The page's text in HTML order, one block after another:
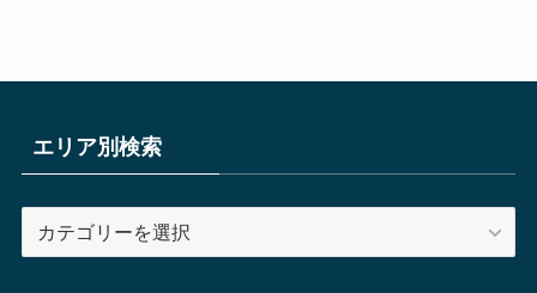
エリア別検索
リ